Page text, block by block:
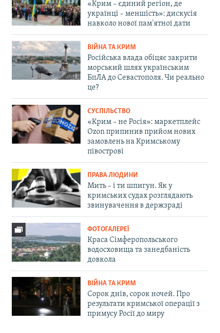
«Крим – єдиний регіон, де
українці – меншість»: дискусія
навколо нової пам'ятної дати
ВІЙНА ТА КРИМ
Російська влада обіцяє закрити
морський шлях українським
БпЛА до Севастополя. Чи реально
це?
СУСПІЛЬСТВО
«Крим – не Росія»: маркетплейс
Ozon припинив прийом нових
замовлень на Кримському
півострові
ПРАВА ЛЮДИНИ
Мить – і ти шпигун. Як у
кримських судах розглядають
звинувачення в держзраді
ФОТОГАЛЕРЕЇ
Краса Сімферопольського
водосховища та занедбаність
довкола
ВІЙНА ТА КРИМ
Сорок днів, сорок ночей. Про
результати кримської операції з
примусу Росії до миру